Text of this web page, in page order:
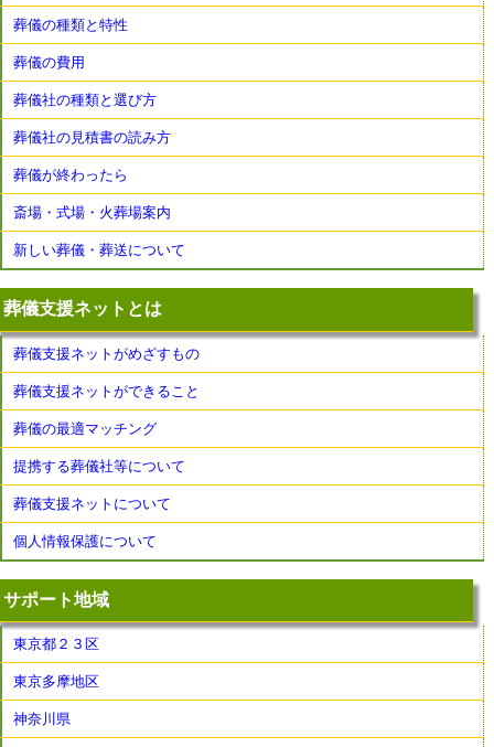
葬儀の種類と特性
葬儀の費用
葬儀社の種類と選び方
葬儀社の見積書の読み方
葬儀が終わったら
斎場・式場・火葬場案内
新しい葬儀・葬送について
葬儀支援ネットとは
葬儀支援ネットがめざすもの
葬儀支援ネットができること
葬儀の最適マッチング
提携する葬儀社等について
葬儀支援ネットについて
個人情報保護について
サポート地域
東京都２３区
東京多摩地区
神奈川県